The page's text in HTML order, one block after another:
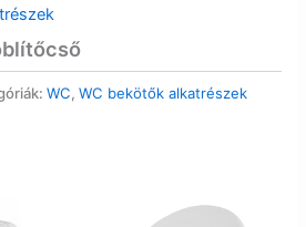
WC,WC bekötők alkatrészek